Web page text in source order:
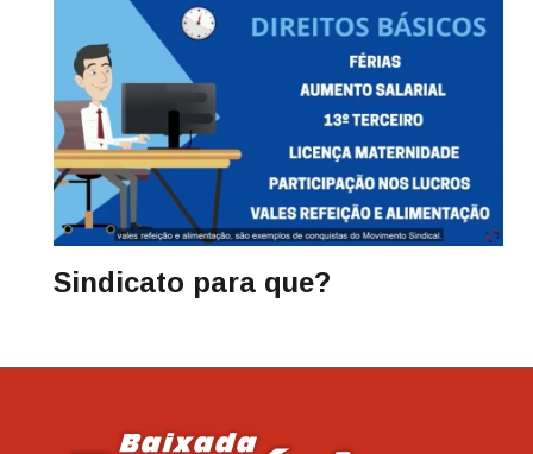
Sindicato para que?